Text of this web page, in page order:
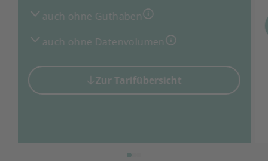
auch ohne Guthaben
auch ohne Datenvolumen
Zur Tarifübersicht